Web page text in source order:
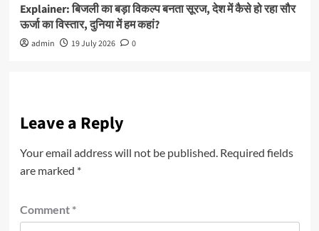
Explainer: बिजली का बड़ा विकल्प बनता सूरज, देश में कैसे हो रहा सौर
ऊर्जा का विस्तार, दुनिया में हम कहां?
admin 19 July 2026 0
Leave a Reply
Your email address will not be published. Required fields
are marked *
Comment *